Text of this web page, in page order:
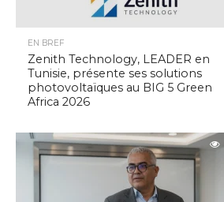
EN BREF
Zenith Technology, LEADER en
Tunisie, présente ses solutions
photovoltaïques au BIG 5 Green
Africa 2026